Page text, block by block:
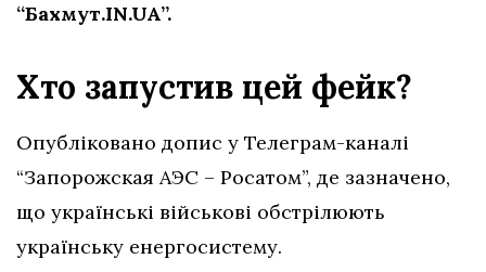
“Бахмут.IN.UA”.
Хто запустив цей фейк?
Опубліковано допис у Телеграм-каналі
“Запорожская АЭС – Росатом”, де зазначено,
що українські військові обстрілюють
українську енергосистему.